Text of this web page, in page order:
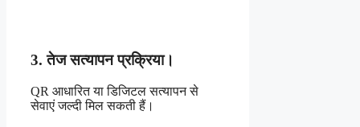
3. तेज सत्यापन प्रक्रिया।
QR आधारित या डिजिटल सत्यापन से
सेवाएं जल्दी मिल सकती हैं।